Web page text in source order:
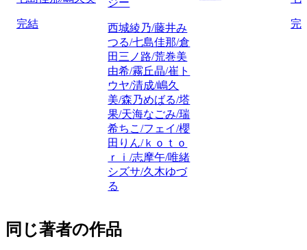
完結
西城綾乃/藤井み
つる/七島佳那/倉
田三ノ路/荒巻美
由希/霧丘晶/崔ト
ウヤ/清成/嶋久
美/森乃めばる/塔
果/天海なごみ/瑞
希ちこ/フェイ/櫻
田りん/ｋｏｔｏ
ｒｉ/志摩午/唯緒
シズサ/久木ゆづ
る
完
同じ著者の作品